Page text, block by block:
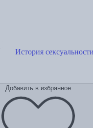
История
Добавить в избранное